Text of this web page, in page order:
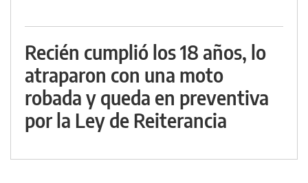
Recién cumplió los 18 años, lo
atraparon con una moto
robada y queda en preventiva
por la Ley de Reiterancia